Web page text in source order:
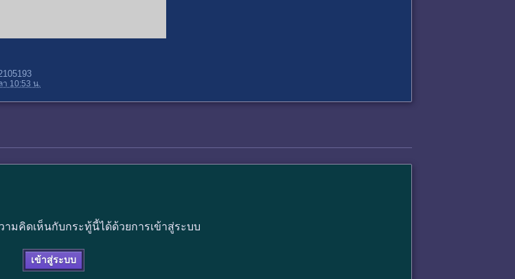
า 10:53 น.
มคิดเห็นกับกระทู้นี้ได้ด้วยการเข้าสู่ระบบ
เข้าสู่ระบบ